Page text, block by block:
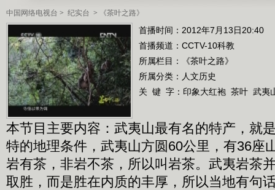
中国网络电视台 > 纪实台 > 《茶叶之路》
首播时间：2012年7月13日20:40
首播频道： CCTV-10科教
所属栏目：
《茶叶之路》
所属分类：人文历史
关 键 字： 印象大红袍 茶叶 武夷
本节目主要内容：武夷山最有名的特产，就
特的地理条件，武夷山方圆60公里，有36座
岩有茶，非岩不茶，所以叫岩茶。武夷岩茶
取胜，而是胜在内质的丰厚，所以当地有句